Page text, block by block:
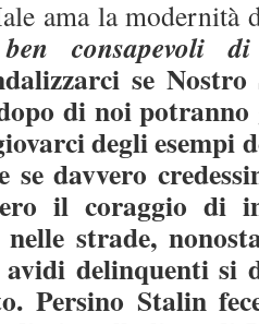
ama la modernità
ben consapevoli
se
di noi potranno
degli esempi
se davvero
il coraggio di
strade,
delinquenti si
Persino Stalin